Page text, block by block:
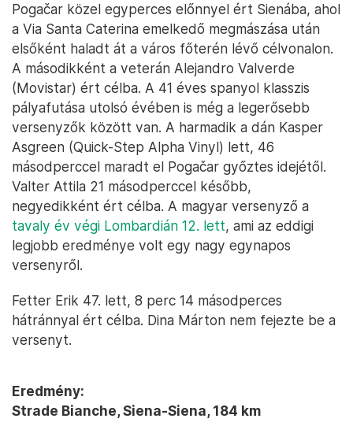
Pogačar közel egyperces előnnyel ért Sienába, ahol
a Via Santa Caterina emelkedő megmászása után
elsőként haladt át a város főterén lévő célvonalon.
A másodikként a veterán Alejandro Valverde
(Movistar) ért célba. A 41 éves spanyol klasszis
pályafutása utolsó évében is még a legerősebb
versenyzők között van. A harmadik a dán Kasper
Asgreen (Quick-Step Alpha Vinyl) lett, 46
másodperccel maradt el Pogačar győztes idejétől.
Valter Attila 21 másodperccel később,
negyedikként ért célba. A magyar versenyző a
tavaly év végi Lombardián 12. lett, ami az eddigi
legjobb eredménye volt egy nagy egynapos
versenyről.
Fetter Erik 47. lett, 8 perc 14 másodperces
hátránnyal ért célba. Dina Márton nem fejezte be a
versenyt.
Eredmény:
Strade Bianche, Siena-Siena, 184 km